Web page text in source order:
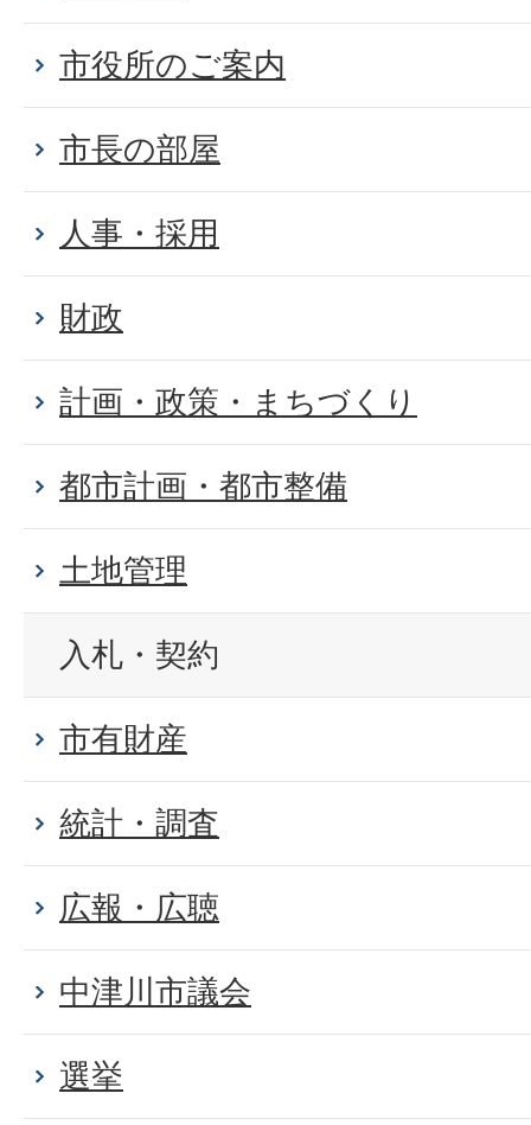
市役所のご案内
市長の部屋
人事・採用
財政
計画・政策・まちづくり
都市計画・都市整備
土地管理
入札・契約
市有財産
統計・調査
広報・広聴
中津川市議会
選挙